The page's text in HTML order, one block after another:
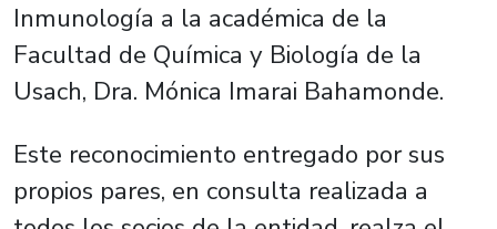
Inmunología a la académica de la
Facultad de Química y Biología de la
Usach, Dra. Mónica Imarai Bahamonde.
Este reconocimiento entregado por sus
propios pares, en consulta realizada a